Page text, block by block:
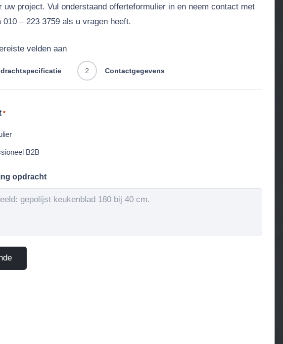
uw project. Vul onderstaand offerteformulier in en neem contact met
010 – 223 3759 als u vragen heeft.
velden aan
2 Contactgegevens
*
B2B
opdracht